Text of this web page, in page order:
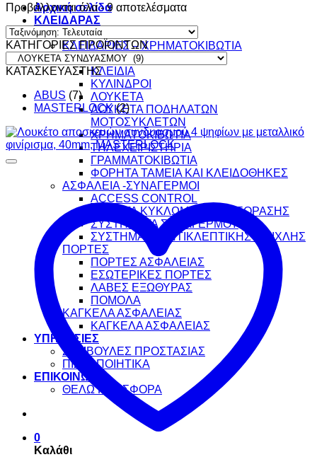
Αρχική σελίδα
ΚΛΕΙΔΑΡΑΣ
ΠΡΟΪΟΝΤΑ
ΚΛΕΙΔΑΡΙΕΣ – ΧΡΗΜΑΤΟΚΙΒΩΤΙΑ
ΚΛΕΙΔΑΡΙΕΣ
ΚΛΕΙΔΙΑ
ΚΥΛΙΝΔΡΟΙ
ΛΟΥΚΕΤΑ
ΛΟΥΚΕΤΑ ΠΟΔΗΛΑΤΩΝ
ΜΟΤΟΣΥΚΛΕΤΩΝ
ΧΡΗΜΑΤΟΚΙΒΩΤΙΑ
ΤΗΛΕΧΕΙΡΙΣΤΗΡΙΑ
ΓΡΑΜΜΑΤΟΚΙΒΩΤΙΑ
ΦΟΡΗΤΑ ΤΑΜΕΙΑ ΚΑΙ ΚΛΕΙΔΟΘΗΚΕΣ
ΑΣΦΑΛΕΙΑ -ΣΥΝΑΓΕΡΜΟΙ
ACCESS CONTROL
ΚΛΕΙΣΤΑ ΚΥΚΛΩΜΑΤΑ ΤΗΛΕΟΡΑΣΗΣ
ΣΥΣΤΗΜΑΤΑ ΣΥΝΑΓΕΡΜΟΥ
ΣΥΣΤΗΜΑΤΑ ΑΝΤΙΚΛΕΠΤΙΚΗΣ ΟΜΙΧΛΗΣ
ΠΟΡΤΕΣ
ΠΟΡΤΕΣ ΑΣΦΑΛΕΙΑΣ
ΕΣΩΤΕΡΙΚΕΣ ΠΟΡΤΕΣ
ΛΑΒΕΣ ΕΞΩΘΥΡΑΣ
ΠΟΜΟΛΑ
ΚΑΓΚΕΛΑ ΑΣΦΑΛΕΙΑΣ
ΚΑΓΚΕΛΑ ΑΣΦΑΛΕΙΑΣ
ΥΠΗΡΕΣΙΕΣ
ΣΥΜΒΟΥΛΕΣ ΠΡΟΣΤΑΣΙΑΣ
ΠΙΣΤΟΠΟΙΗΤΙΚΑ
ΕΠΙΚΟΙΝΩΝΙΑ
ΘΕΛΩ ΠΡΟΣΦΟΡΑ
0
Καλάθι
Προβάλλονται όλα - 9 αποτελέσματαSorted
latest
ΚΑΤΗΓΟΡΙΕΣ ΠΡΟΪΟΝΤΩΝ
ΚΑΤΑΣΚΕΥΑΣΤΗΣ
ABUS (7)
MASTERLOCK (2)